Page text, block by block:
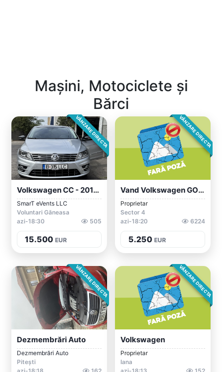
Mașini, Motociclete și
Bărci
VÂNZARE DIRECTA
Volkswagen CC - 2016 - R-Line 2.0T DSG
SmarT eVents LLC
Voluntari Găneasa
azi-18:30
505
15.500 EUR
VÂNZARE DIRECTA
Vand Volkswagen GOLF Plus Cross
Proprietar
Sector 4
azi-18:20
6224
5.250 EUR
VÂNZARE DIRECTA
Dezmembrări Auto
Dezmembrări Auto
Pitești
VÂNZARE DIRECTA
Volkswagen
Proprietar
Iana